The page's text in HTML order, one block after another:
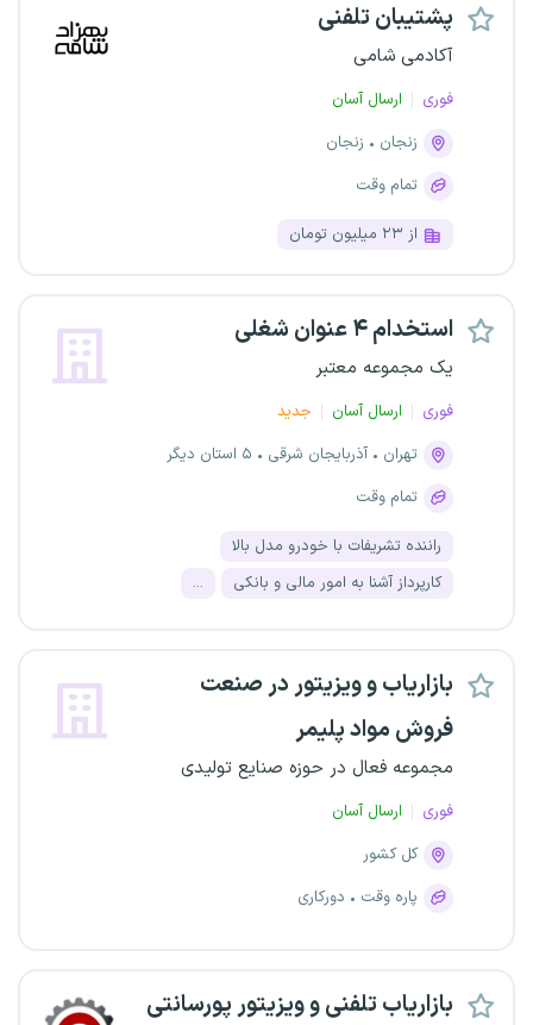
پشتیبان تلفنی
آکادمی شامی
فوری
ارسال آسان
زنجان
زنجان
تمام وقت
از ۲۳ میلیون تومان
استخدام ۴ عنوان شغلی
یک مجموعه معتبر
فوری ارسال آسان
جدید
تهران
آذربایجان شرقی
۵ استان دیگر
تمام وقت
راننده تشریفات با خودرو مدل بالا
کارپرداز آشنا به امور مالی و بانکی
...
بازاریاب و ویزیتور در صنعت
فروش مواد پلیمر
مجموعه فعال در حوزه صنایع تولیدی
فوری
ارسال آسان
کل کشور
پاره وقت
دورکاری
بازاریاب تلفنی و ویزیتور پورسانتی